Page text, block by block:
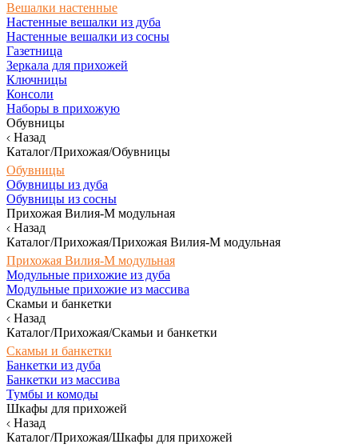
Вешалки настенные
Настенные вешалки из дуба
Настенные вешалки из сосны
Газетница
Зеркала для прихожей
Ключницы
Консоли
Наборы в прихожую
Обувницы
Назад
Каталог/Прихожая/Обувницы
Обувницы
Обувницы из дуба
Обувницы из сосны
Прихожая Вилия-М модульная
Назад
Каталог/Прихожая/Прихожая Вилия-М модульная
Прихожая Вилия-М модульная
Модульные прихожие из дуба
Модульные прихожие из массива
Скамьи и банкетки
Назад
Каталог/Прихожая/Скамьи и банкетки
Скамьи и банкетки
Банкетки из дуба
Банкетки из массива
Тумбы и комоды
Шкафы для прихожей
Назад
Каталог/Прихожая/Шкафы для прихожей